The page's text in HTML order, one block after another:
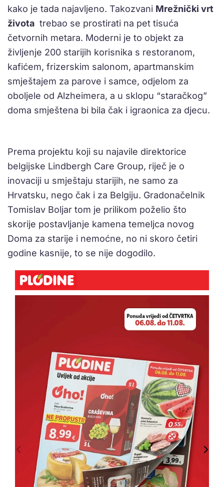
kako je tada najavljeno. Takozvani Mrežnički vrt
života trebao se prostirati na pet tisuća
četvornih metara. Moderni je to objekt za
življenje 200 starijih korisnika s restoranom,
kafićem, frizerskim salonom, apartmanskim
smještajem za parove i samce, odjelom za
oboljele od Alzheimera, a u sklopu “staračkog”
doma smještena bi bila čak i igraonica za djecu.
Prema projektu koji su najavile direktorice
belgijske Lindbergh Care Group, riječ je o
inovaciji u smještaju starijih, ne samo za
Hrvatsku, nego čak i za Belgiju. Gradonačelnik
Tomislav Boljar tom je prilikom poželio što
skorije postavljanje kamena temeljca novog
Doma za starije i nemoćne, no ni skoro četiri
godine kasnije, to se nije dogodilo.